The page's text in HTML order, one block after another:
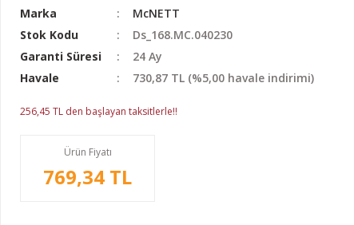
Marka
McNETT
Stok Kodu
Ds_168.MC.040230
Garanti Süresi
24 Ay
Havale
730,87 TL (%5,00 havale indirimi)
256,45 TL den başlayan taksitlerle!!
Ürün Fiyatı
769,34 TL